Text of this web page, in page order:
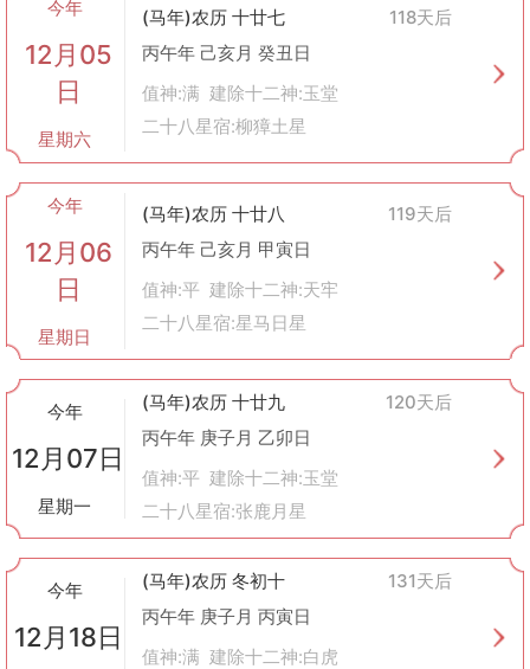
今年
12月05
日
星期六
(马年)农历 十廿七
118天后
丙午年 己亥月 癸丑日
值神:满 建除十二神:玉堂
二十八星宿:柳獐土星
今年
12月06
日
星期日
(马年)农历 十廿八
119天后
丙午年 己亥月 甲寅日
值神:平 建除十二神:天牢
二十八星宿:星马日星
今年
12月07日
星期一
(马年)农历 十廿九
120天后
丙午年 庚子月 乙卯日
值神:平 建除十二神:玉堂
二十八星宿:张鹿月星
今年
12月18日
(马年)农历 冬初十
131天后
丙午年 庚子月 丙寅日
值神:满 建除十二神:白虎